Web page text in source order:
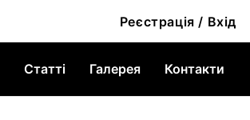
Реєстрація / Вхід
Статті Галерея Контакти